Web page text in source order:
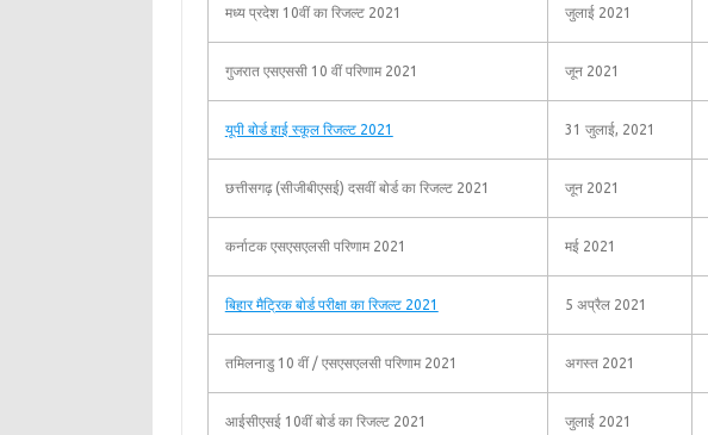
मध्य प्रदेश 10वीं का रिजल्ट 2021 जुलाई 2021
गुजरात एसएससी 10 वीं परिणाम 2021 जून 2021
यूपी बोर्ड हाई स्कूल रिजल्ट 2021 31 जुलाई, 2021
छत्तीसगढ़ (सीजीबीएसई) दसवीं बोर्ड का रिजल्ट 2021 जून 2021
कर्नाटक एसएसएलसी परिणाम 2021 मई 2021
बिहार मैट्रिक बोर्ड परीक्षा का रिजल्ट 2021 5 अप्रैल 2021
तमिलनाडु 10 वीं / एसएसएलसी परिणाम 2021 अगस्त 2021
आईसीएसई 10वीं बोर्ड का रिजल्ट 2021 जुलाई 2021